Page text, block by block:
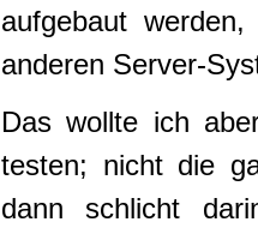
aufgebaut
anderen Server-
Das wollte ich
testen; nicht die
dann schlicht